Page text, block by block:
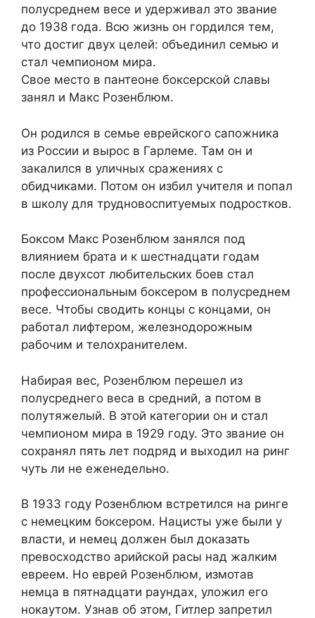
полусреднем весе и удерживал это звание
до 1938 года. Всю жизнь он гордился тем,
что достиг двух целей: объединил семью и
стал чемпионом мира.
Свое место в пантеоне боксерской славы
занял и Макс Розенблюм.
Он родился в семье еврейского сапожника
из России и вырос в Гарлеме. Там он и
закалился в уличных сражениях с
обидчиками. Потом он избил учителя и попал
в школу для трудновоспитуемых подростков.
Боксом Макс Розенблюм занялся под
влиянием брата и к шестнадцати годам
после двухсот любительских боев стал
профессиональным боксером в полусреднем
весе. Чтобы сводить концы с концами, он
работал лифтером, железнодорожным
рабочим и телохранителем.
Набирая вес, Розенблюм перешел из
полусреднего веса в средний, а потом в
полутяжелый. В этой категории он и стал
чемпионом мира в 1929 году. Это звание он
сохранял пять лет подряд и выходил на ринг
чуть ли не еженедельно.
В 1933 году Розенблюм встретился на ринге
с немецким боксером. Нацисты уже были у
власти, и немец должен был доказать
превосходство арийской расы над жалким
евреем. Но еврей Розенблюм, измотав
немца в пятнадцати раундах, уложил его
нокаутом. Узнав об этом, Гитлер запретил